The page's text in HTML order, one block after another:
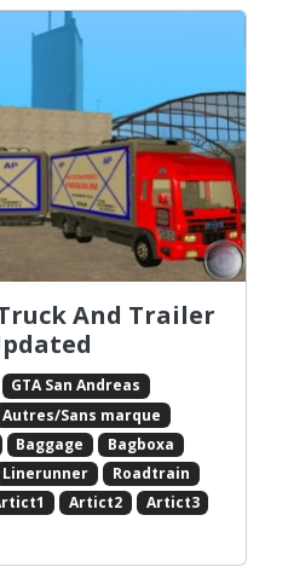
And Trailer
GTA San Andreas
Autres/Sans marque
Baggage
Bagboxa
Linerunner
Roadtrain
Artict2
Artict3